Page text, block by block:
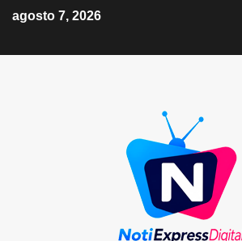
agosto 7, 2026